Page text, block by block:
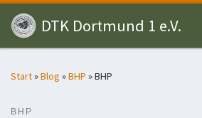
Zum Inhalt springen
DTK Dortmund 1 e.V.
Start»Blog »BHP »BHP
BHP